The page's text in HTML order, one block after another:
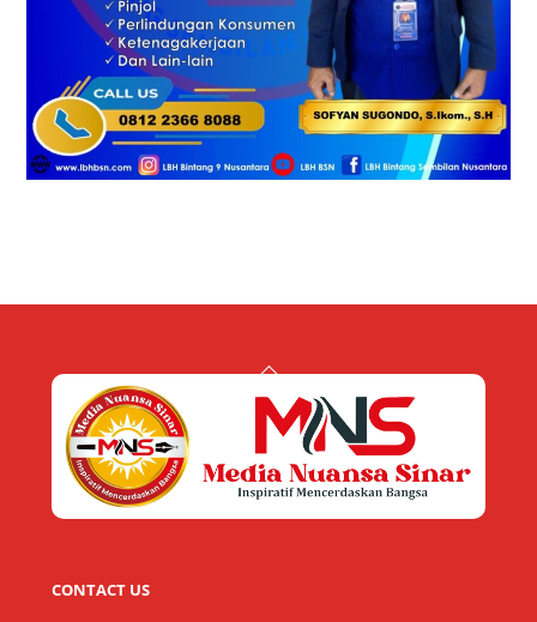
Back
Top
CONTACT US